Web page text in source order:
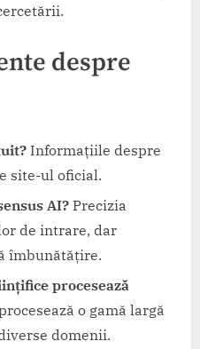
despre
Informațiile despre
site-ul oficial.
AI? Precizia
de intrare, dar
îmbunătățire.
procesează
o gamă largă
domenii.